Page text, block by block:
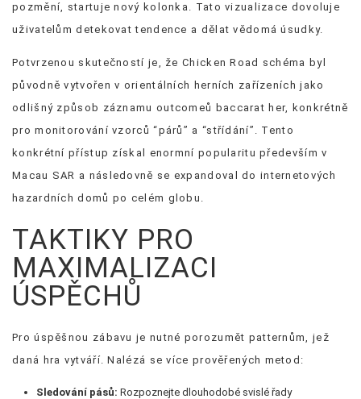
pozmění, startuje nový kolonka. Tato vizualizace dovoluje
uživatelům detekovat tendence a dělat vědomá úsudky.
Potvrzenou skutečností je, že Chicken Road schéma byl
původně vytvořen v orientálních herních zařízeních jako
odlišný způsob záznamu outcomeů baccarat her, konkrétně
pro monitorování vzorců “párů” a “střídání”. Tento
konkrétní přístup získal enormní popularitu především v
Macau SAR a následovně se expandoval do internetových
hazardních domů po celém globu.
TAKTIKY PRO
MAXIMALIZACI
ÚSPĚCHŮ
Pro úspěšnou zábavu je nutné porozumět patternům, jež
daná hra vytváří. Nalézá se více prověřených metod:
Sledování pásů: Rozpoznejte dlouhodobé svislé řady